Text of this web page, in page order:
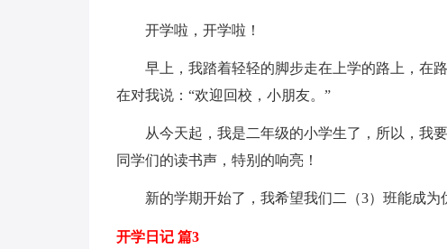
开学啦，开学啦！
早上，我踏着轻轻的脚步走在上学的路上，在
在对我说：“欢迎回校，小朋友。”
从今天起，我是二年级的小学生了，所以，我
同学们的读书声，特别的响亮！
新的学期开始了，我希望我们二（3）班能成为
开学日记 篇3